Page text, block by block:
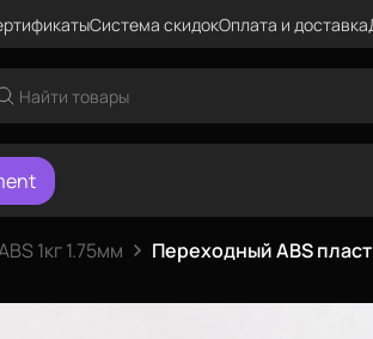
Система скидокОплата и доставка
1кг 1.75мм Переходный ABS